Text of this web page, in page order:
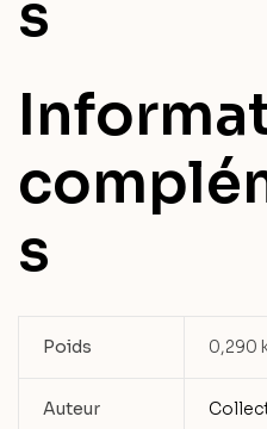
s
s
Poids 0,290
Auteur